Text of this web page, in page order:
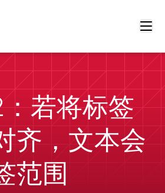
若将标签
齐，文本会
范围